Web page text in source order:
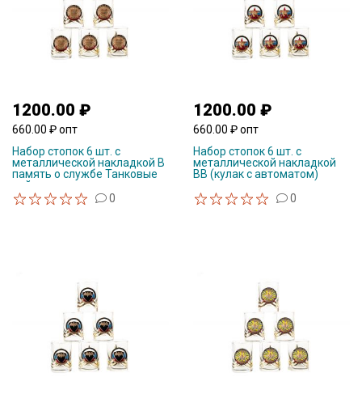
1200.00 ₽
660.00 ₽ опт
Набор стопок 6 шт. с
металлической накладкой В
память о службе Танковые
войска
0
1200.00 ₽
660.00 ₽ опт
Набор стопок 6 шт. с
металлической накладкой
ВВ (кулак с автоматом)
0